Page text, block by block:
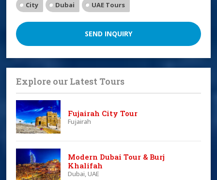
City Dubai UAE Tours
SEND INQUIRY
Explore our Latest Tours
Fujairah City Tour
Fujairah
Modern Dubai Tour & Burj
Khalifah
Dubai, UAE